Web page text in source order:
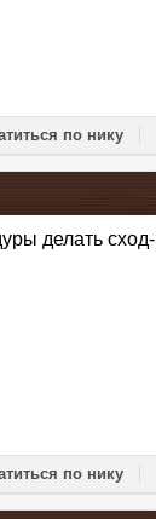
по нику
делать
по нику